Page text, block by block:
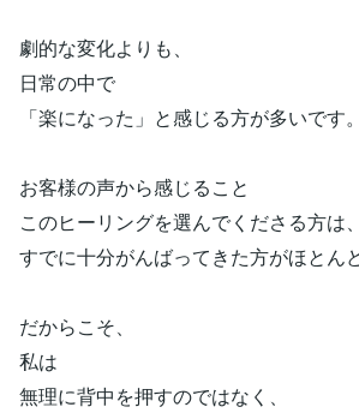
劇的な変化よりも、
日常の中で
「楽になった」と感じる方が多いです。
お客様の声から感じること
このヒーリングを選んでくださる方は、
すでに十分がんばってきた方がほとん
だからこそ、
私は
無理に背中を押すのではなく、